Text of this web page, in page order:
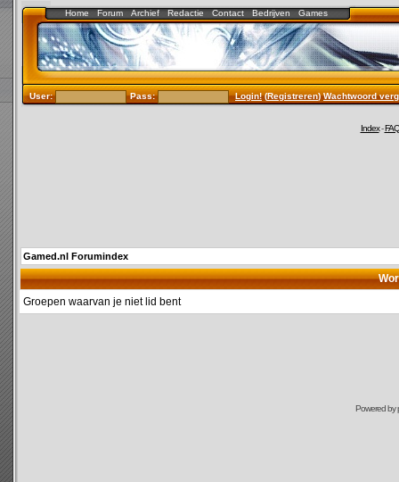
Home Forum Archief Redactie Contact Bedrijven Games
User: Pass: Login!(Registreren)Wachtwoord
Index-FAQ
Gamed.nl Forumindex
Groepen waarvan je niet lid bent
Powered by